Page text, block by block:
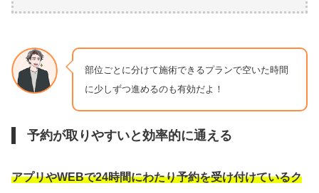
部位ごとに分けて施術できるプランで空いた時間
に少しずつ進めるのも有効だよ！
予約が取りやすいと効率的に通える
アプリやWEBで24時間にわたり予約を受け付けているク